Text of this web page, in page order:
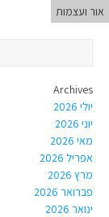
אור ועצמות
Archives
יולי 2026
יוני 2026
מאי 2026
אפריל 2026
מרץ 2026
פברואר 2026
ינואר 2026